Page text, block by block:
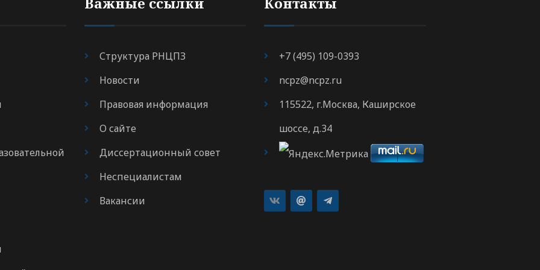
Структура РНЦПЗ
Новости
Правовая информация
О сайте
Диссертационный совет
Неспециалистам
Вакансии
+7 (495) 109-0393
ncpz@ncpz.ru
115522, г.Москва, Каширское
шоссе, д.34